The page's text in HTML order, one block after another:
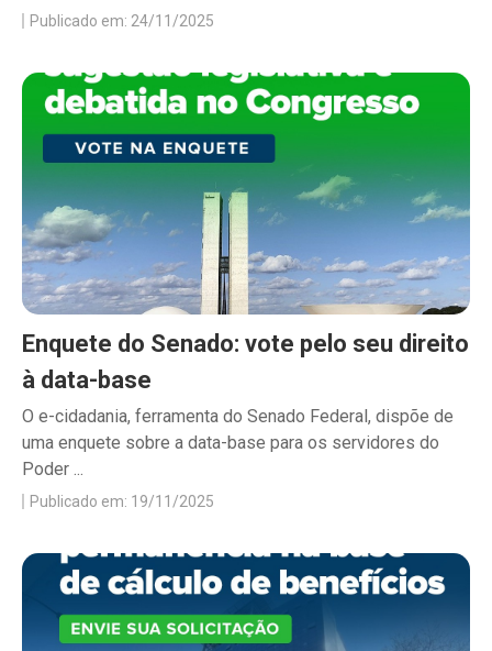
Publicado em: 24/11/2025
Enquete do Senado: vote pelo seu direito
à data-base
O e-cidadania, ferramenta do Senado Federal, dispõe de
uma enquete sobre a data-base para os servidores do
Poder ...
Publicado em: 19/11/2025